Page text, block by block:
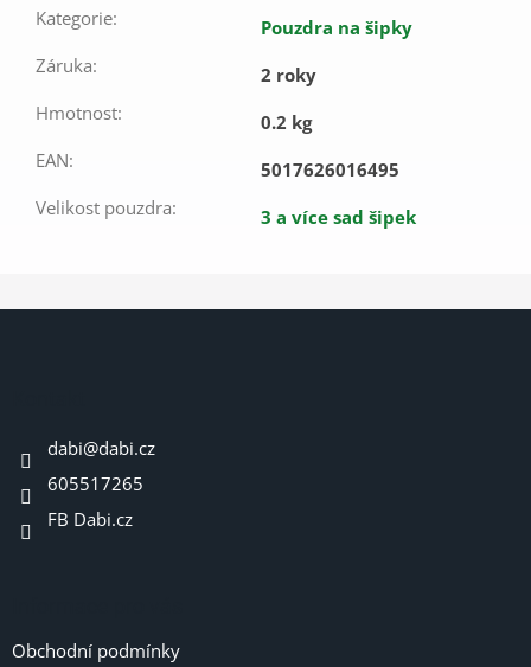
Kategorie:
Pouzdra na šipky
Záruka:
2 roky
Hmotnost:
0.2 kg
EAN:
5017626016495
Velikost pouzdra: 3 a více sad šipek
dabi@dabi.cz
605517265
FB Dabi.cz
Obchodní podmínky